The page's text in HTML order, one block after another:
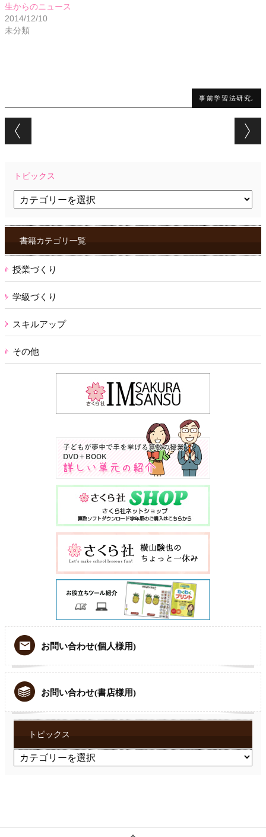
生からのニュース
2014/12/10
未分類
事前学習法研究,
Post navigation
トピックス
ク
ス書籍カテゴリ一覧
授業づくり
学級づくり
スキルアップ
その他
お問い合わせ(個人様用)
お問い合わせ(書店様用)
トピックス
ト